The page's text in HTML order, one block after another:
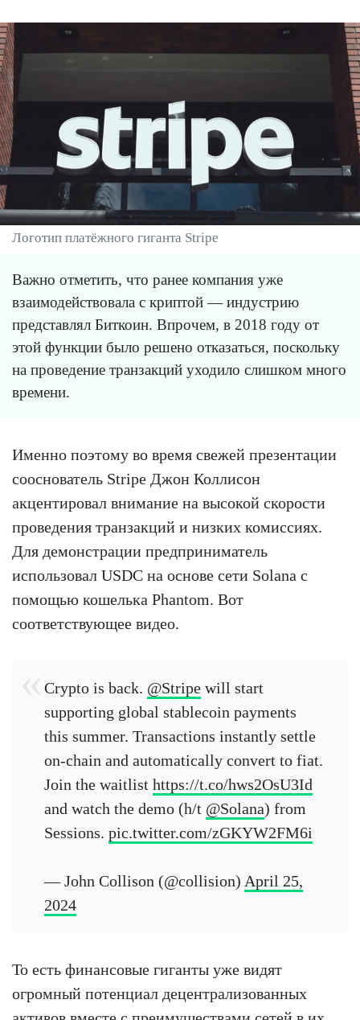
Логотип платёжного гиганта Stripe
Важно отметить, что ранее компания уже
взаимодействовала с криптой — индустрию
представлял Биткоин. Впрочем, в 2018 году от
этой функции было решено отказаться, поскольку
на проведение транзакций уходило слишком много
времени.
Именно поэтому во время свежей презентации
сооснователь Stripe Джон Коллисон
акцентировал внимание на высокой скорости
проведения транзакций и низких комиссиях.
Для демонстрации предприниматель
использовал USDC на основе сети Solana с
помощью кошелька Phantom. Вот
соответствующее видео.
Crypto is back. @Stripe will start
supporting global stablecoin payments
this summer. Transactions instantly settle
on-chain and automatically convert to fiat.
Join the waitlist https://t.co/hws2OsU3Id
and watch the demo (h/t @Solana) from
Sessions. pic.twitter.com/zGKYW2FM6i
— John Collison (@collision) April 25,
2024
То есть финансовые гиганты уже видят
огромный потенциал децентрализованных